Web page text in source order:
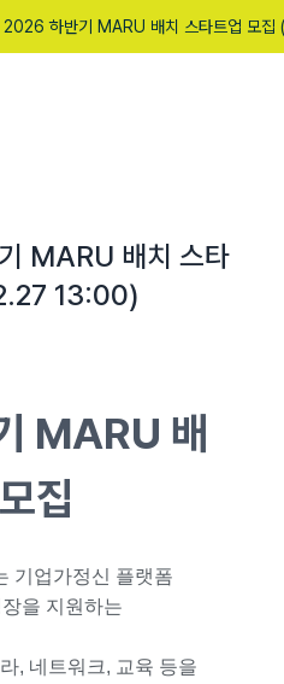
하반기 MARU 배치 스타트업 모
MARU 배치 스타
13:00)
MARU 배
집
기업가정신 플랫폼
을 지원하는
, 네트워크, 교육 등을